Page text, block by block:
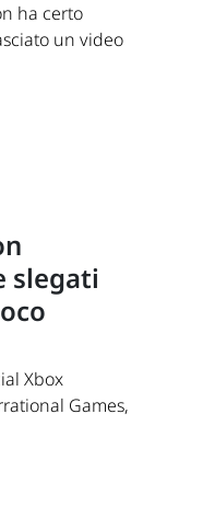
ha certo
un video
slegati
Xbox
Games,